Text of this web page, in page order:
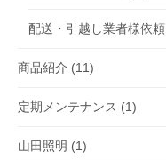
配送・引越し業者様依頼
商品紹介 (11)
定期メンテナンス (1)
山田照明 (1)